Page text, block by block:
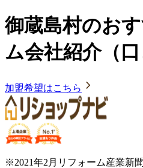
御蔵島村のお
ム会社紹介（口
加盟希望はこちら
※2021年2月リフォーム産業新聞